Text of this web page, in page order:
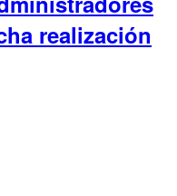
realización